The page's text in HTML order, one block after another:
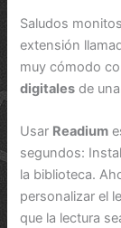
Saludos
extensión
muy cómodo
digitales de
Usar Readium
segundos:
la biblioteca.
personalizar el
que la lectura